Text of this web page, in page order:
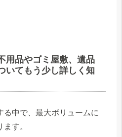
用品やゴミ屋敷、遺品
いてもう少し詳しく知
る中で、最大ボリュームに
す。